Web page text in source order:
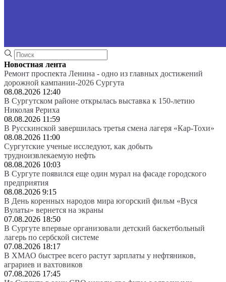
Новостная лента
Ремонт проспекта Ленина - одно из главных достижений
дорожной кампании-2026 Сургута
08.08.2026 12:40
В Сургутском районе открылась выставка к 150-летию
Николая Рериха
08.08.2026 11:59
В Русскинской завершилась третья смена лагеря «Кар-Тохи»
08.08.2026 11:00
Сургутские ученые исследуют, как добыть
трудноизвлекаемую нефть
08.08.2026 10:03
В Сургуте появился еще один мурал на фасаде городского
предприятия
08.08.2026 9:15
В День коренных народов мира югорский фильм «Вуся
Вулаты» вернется на экраны
07.08.2026 18:50
В Сургуте впервые организовали детский баскетбольный
лагерь по сербской системе
07.08.2026 18:17
В ХМАО быстрее всего растут зарплаты у нефтяников,
аграриев и вахтовиков
07.08.2026 17:45